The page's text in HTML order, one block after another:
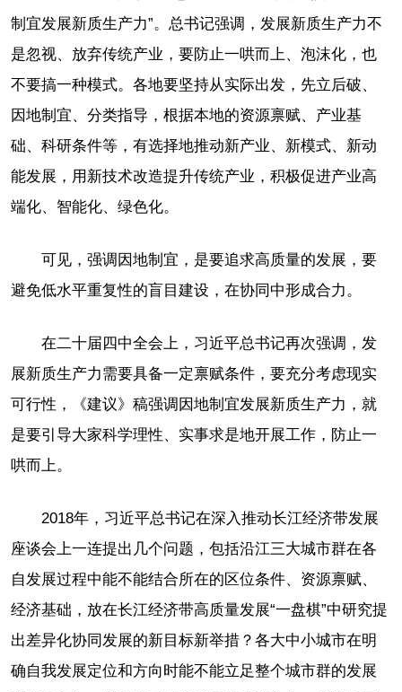
制宜发展新质生产力”。总书记强调，发展新质生产力不
是忽视、放弃传统产业，要防止一哄而上、泡沫化，也
不要搞一种模式。各地要坚持从实际出发，先立后破、
因地制宜、分类指导，根据本地的资源禀赋、产业基
础、科研条件等，有选择地推动新产业、新模式、新动
能发展，用新技术改造提升传统产业，积极促进产业高
端化、智能化、绿色化。
可见，强调因地制宜，是要追求高质量的发展，要
避免低水平重复性的盲目建设，在协同中形成合力。
在二十届四中全会上，习近平总书记再次强调，发
展新质生产力需要具备一定禀赋条件，要充分考虑现实
可行性，《建议》稿强调因地制宜发展新质生产力，就
是要引导大家科学理性、实事求是地开展工作，防止一
哄而上。
2018年，习近平总书记在深入推动长江经济带发展
座谈会上一连提出几个问题，包括沿江三大城市群在各
自发展过程中能不能结合所在的区位条件、资源禀赋、
经济基础，放在长江经济带高质量发展“一盘棋”中研究提
出差异化协同发展的新目标新举措？各大中小城市在明
确自我发展定位和方向时能不能立足整个城市群的发展